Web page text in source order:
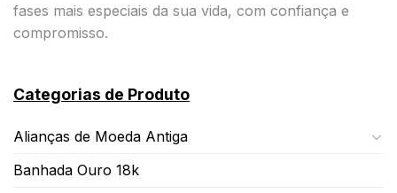
fases mais especiais da sua vida, com confiança e
compromisso.
Categorias de Produto
Alianças de Moeda Antiga
Banhada Ouro 18k